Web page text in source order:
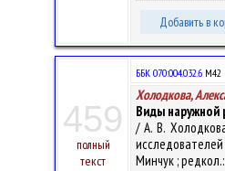
Добавить в
459
полный
текст
ББК 070:004.032.6 М42
Холодкова,
Виды наружной
/ А. В.
Минчук ;